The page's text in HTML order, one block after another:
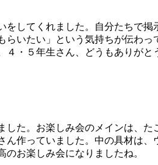
してくれました。自分たちで掲
いたい」という気持ちが伝わ
・５年生さん、どうもありがと
た。お楽しみ会のメインは、
作っていました。中の具材は
お楽しみ会になりましたね。